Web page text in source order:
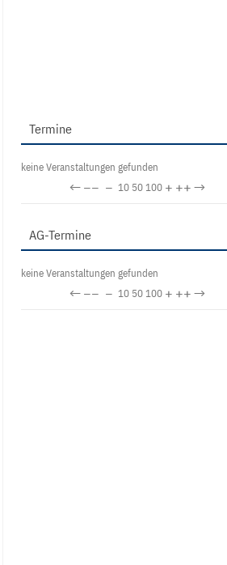
Termine
keine Veranstaltungen gefunden
←−− − 10 50100 + ++→
AG-Termine
keine Veranstaltungen gefunden
←−− − 10 50100 + ++→